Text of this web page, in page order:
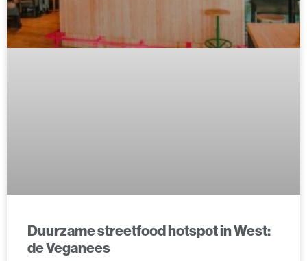
Duurzame streetfood hotspot in West:
de Veganees